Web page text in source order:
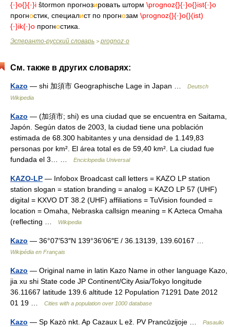
{·}o{}{·}i ŝtormon прогнозировать шторм \prognoz{}{·}o{}ist{·}o
прогностик, специалист по прогнозам \prognoz{}{·}o{}(ist)
{·}ik{·}o прогностика.
Эсперанто-русский словарь > prognoz·o
См. также в других словарях:
Kazo — shi 加須市 Geographische Lage in Japan …
Deutsch
Wikipedia
Kazo — (加須市; shi) es una ciudad que se encuentra en Saitama,
Japón. Según datos de 2003, la ciudad tiene una población
estimada de 68.300 habitantes y una densidad de 1.149,83
personas por km². El área total es de 59,40 km². La ciudad fue
fundada el 3… …
Enciclopedia Universal
KAZO-LP — Infobox Broadcast call letters = KAZO LP station
station slogan = station branding = analog = KAZO LP 57 (UHF)
digital = KXVO DT 38.2 (UHF) affiliations = TuVision founded =
location = Omaha, Nebraska callsign meaning = K Azteca Omaha
(reflecting …
Wikipedia
Kazo — 36°07′53″N 139°36′06″E / 36.13139, 139.60167 …
Wikipédia en Français
Kazo — Original name in latin Kazo Name in other language Kazo,
jia xu shi State code JP Continent/City Asia/Tokyo longitude
36.11667 latitude 139.6 altitude 12 Population 71291 Date 2012
01 19 …
Cities with a population over 1000 database
Kazo — Sp Kazò nkt. Ap Cazaux L ež. PV Prancūzijoje …
Pasaulio